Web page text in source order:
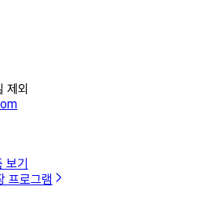
제외
보기
프로그램